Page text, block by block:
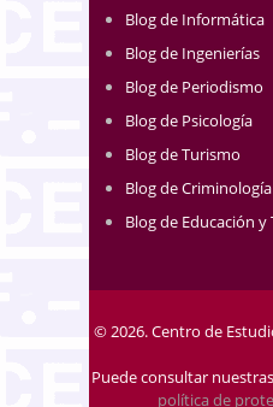
Blog de Informática
Blog de Ingenierías
Blog de Periodismo
Blog de Psicología
Blog de Turismo
Blog de Criminología
Blog de Educación y
© 2026. Centro de
Puede consultar nuestras
política de